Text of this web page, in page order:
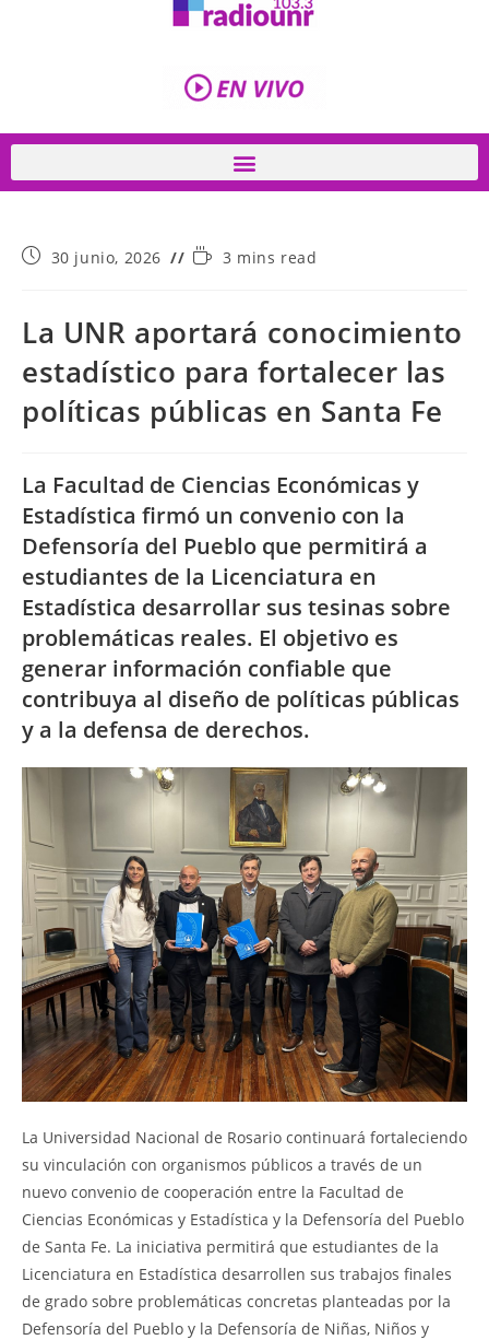
30 junio, 2026 3 mins read
La UNR aportará conocimiento
estadístico para fortalecer las
políticas públicas en Santa Fe
La Facultad de Ciencias Económicas y
Estadística firmó un convenio con la
Defensoría del Pueblo que permitirá a
estudiantes de la Licenciatura en
Estadística desarrollar sus tesinas sobre
problemáticas reales. El objetivo es
generar información confiable que
contribuya al diseño de políticas públicas
y a la defensa de derechos.
La Universidad Nacional de Rosario continuará fortaleciendo
su vinculación con organismos públicos a través de un
nuevo convenio de cooperación entre la Facultad de
Ciencias Económicas y Estadística y la Defensoría del Pueblo
de Santa Fe. La iniciativa permitirá que estudiantes de la
Licenciatura en Estadística desarrollen sus trabajos finales
de grado sobre problemáticas concretas planteadas por la
Defensoría del Pueblo y la Defensoría de Niñas, Niños y